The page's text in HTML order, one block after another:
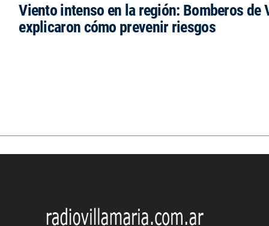
Viento intenso en la región: Bomberos de
explicaron cómo prevenir riesgos